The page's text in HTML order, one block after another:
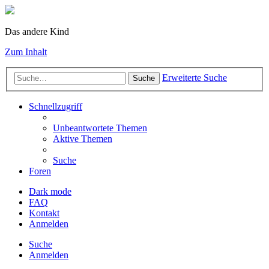
Das andere Kind
Zum Inhalt
Suche Erweiterte Suche
Schnellzugriff
Unbeantwortete Themen
Aktive Themen
Suche
Foren
Dark mode
FAQ
Kontakt
Anmelden
Suche
Anmelden